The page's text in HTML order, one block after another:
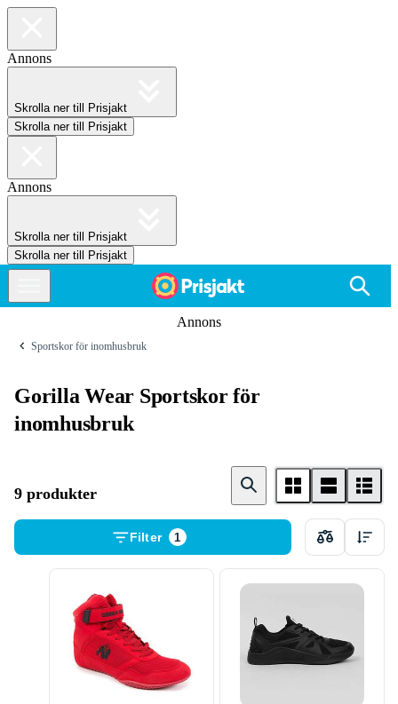
Annons
Skrolla ner till Prisjakt
Skrolla ner till Prisjakt
Annons
Skrolla ner till Prisjakt
Skrolla ner till Prisjakt
Annons
Sportskor för inomhusbruk
Gorilla Wear Sportskor för
inomhusbruk
9 produkter
Filter 1